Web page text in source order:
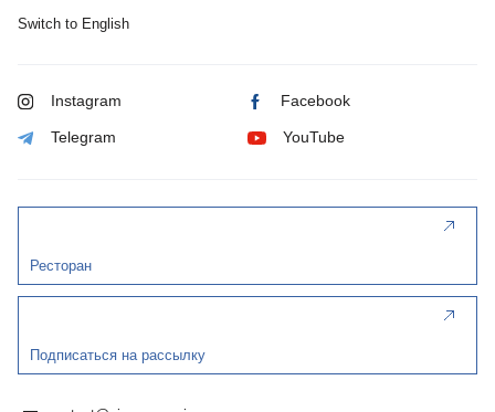
Switch to English
Instagram Facebook
Telegram YouTube
Ресторан
Подписаться на рассылку